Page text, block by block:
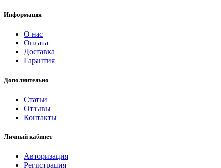
Информация
О нас
Оплата
Доставка
Гарантия
Дополнительно
Статьи
Отзывы
Контакты
Личный кабинет
Авторизация
Регистрация